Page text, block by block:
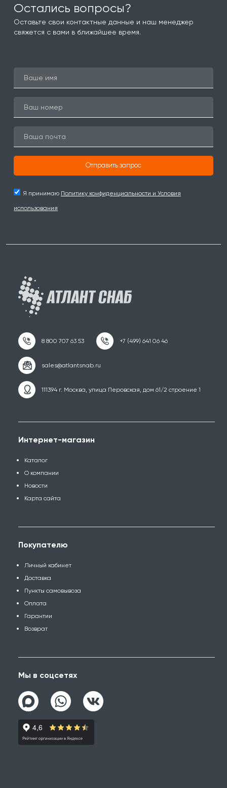
Остались вопросы?
Оставьте свои контактные данные и наш менеджер
свяжется с вами в ближайшее время.
Отправить запрос
Я принимаю Политику конфиденциальности и Условия
использования
111394 г. Москва, улица Перовская, дом 61/2 строение 1
Интернет-магазин
Каталог
О компании
Новости
Карта сайта
Покупателю
Личный кабинет
Доставка
Пункты самовывоза
Оплата
Гарантии
Возврат
Мы в соцсетях